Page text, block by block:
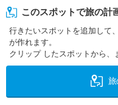
このスポットで旅の計
行きたいスポットを追加して
が作れます。
クリップ したスポットから、
旅